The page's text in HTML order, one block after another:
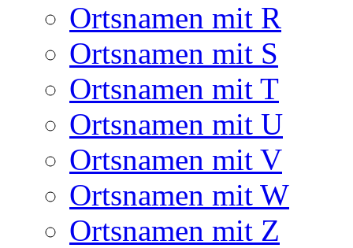
Ortsnamen mit R
Ortsnamen mit S
Ortsnamen mit T
Ortsnamen mit U
Ortsnamen mit V
Ortsnamen mit W
Ortsnamen mit Z